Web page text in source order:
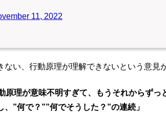
11, 2022
い、行動原理が理解できないという意見
原理が意味不明すぎて、もうそれからずっ
”何で？””何でそうした？”の連続」